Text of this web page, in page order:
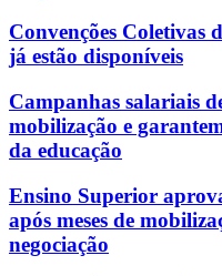
Convenções Coletivas
já estão disponíveis
Campanhas salariais
mobilização e
da educação
Ensino Superior
após meses de
negociação